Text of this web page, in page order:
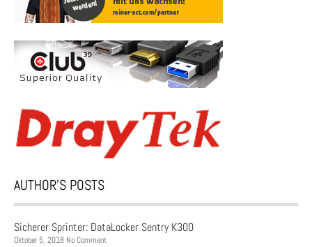
AUTHOR’S POSTS
Sicherer Sprinter: DataLocker Sentry K300
Oktober 5, 2018 No Comment